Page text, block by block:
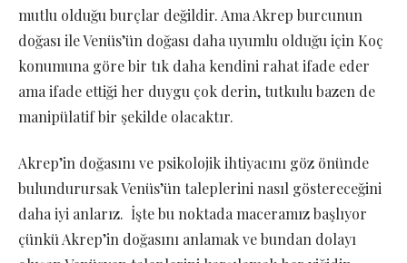
mutlu olduğu burçlar değildir. Ama Akrep burcunun
doğası ile Venüs’ün doğası daha uyumlu olduğu için Koç
konumuna göre bir tık daha kendini rahat ifade eder
ama ifade ettiği her duygu çok derin, tutkulu bazen de
manipülatif bir şekilde olacaktır.
Akrep’in doğasını ve psikolojik ihtiyacını göz önünde
bulundurursak Venüs’ün taleplerini nasıl göstereceğini
daha iyi anlarız. İşte bu noktada maceramız başlıyor
çünkü Akrep’in doğasını anlamak ve bundan dolayı